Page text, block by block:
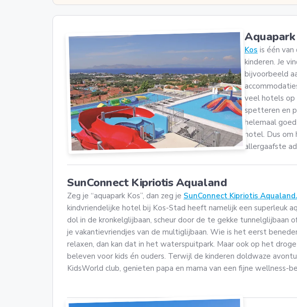
Kos is één
kinderen. Je
bijvoorbeeld
veel hotels op
spetteren en
helemaal
hotel. Dus om
allergaafste
SunConnect Kipriotis Aqualand
Zeg je “aquapark Kos”, dan zeg je SunConnect Kipriotis Aqualand.
kindvriendelijke hotel bij Kos-Stad heeft namelijk een superleuk
dol in de kronkelglijbaan, scheur door de te gekke tunnelglijbaan
je vakantievriendjes van de multiglijbaan. Wie is het eerst
relaxen, dan kan dat in het waterspuitpark. Maar ook op het
beleven voor kids én ouders. Terwijl de kinderen doldwaze
KidsWorld club, genieten papa en mama van een fijne wellness-